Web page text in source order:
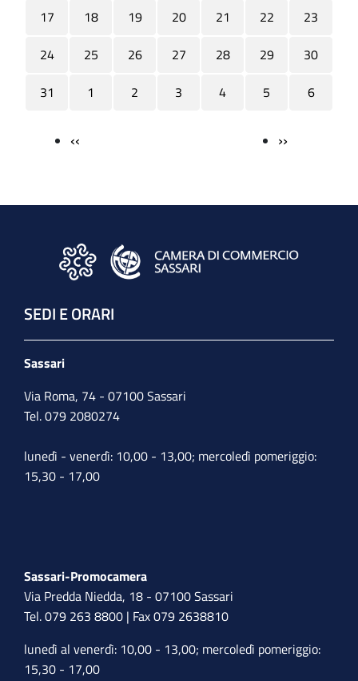
17
18 19 20 21 22
23
24
25 26 27 28 29
30
31
1 2 3 4 5 6
Paginazione
‹‹ ››
SEDI E ORARI
Sassari
Via Roma, 74 - 07100 Sassari
Tel. 079 2080274
lunedì - venerdì: 10,00 - 13,00; mercoledì pomeriggio:
15,30 - 17,00
Sassari-Promocamera
Via Predda Niedda, 18 - 07100 Sassari
Tel. 079 263 8800 | Fax 079 2638810
lunedì al venerdì: 10,00 - 13,00; mercoledì pomeriggio:
15,30 - 17,00